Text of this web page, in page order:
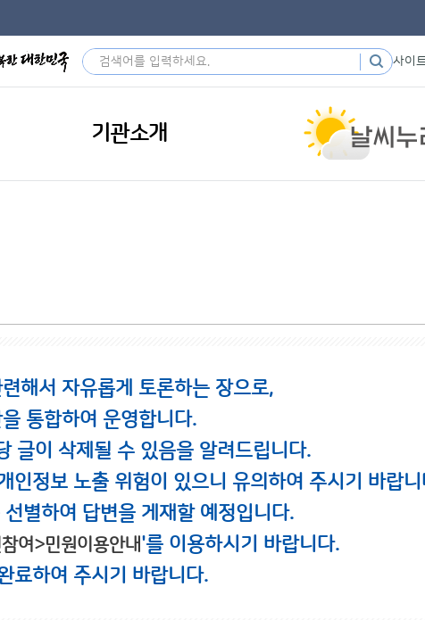
사이
기관소개
해서 자유롭게 토론하는 장으로,
통합하여 운영합니다.
글이 삭제될 수 있음을 알려드립니다.
정보 노출 위험이 있으니 유의하여 주시기 바랍니
별하여 답변을 게재할 예정입니다.
여>민원이용안내'를 이용하시기 바랍니다.
료하여 주시기 바랍니다.